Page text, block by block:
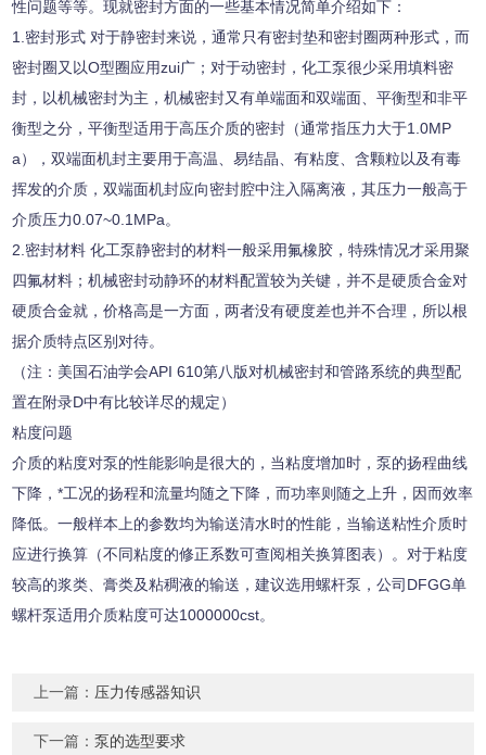
性问题等等。现就密封方面的一些基本情况简单介绍如下：
1. 密封形式 对于静密封来说，通常只有密封垫和密封圈两种形式，而
密封圈又以O型圈应用zui广；对于动密封，化工泵很少采用填料密
封，以机械密封为主，机械密封又有单端面和双端面、平衡型和非平
衡型之分，平衡型适用于高压介质的密封（通常指压力大于1.0MP
a），双端面机封主要用于高温、易结晶、有粘度、含颗粒以及有毒
挥发的介质，双端面机封应向密封腔中注入隔离液，其压力一般高于
介质压力0.07~0.1MPa。
2. 密封材料 化工泵静密封的材料一般采用氟橡胶，特殊情况才采用聚
四氟材料；机械密封动静环的材料配置较为关键，并不是硬质合金对
硬质合金就，价格高是一方面，两者没有硬度差也并不合理，所以根
据介质特点区别对待。
（注：美国石油学会API 610第八版对机械密封和管路系统的典型配
置在附录D中有比较详尽的规定）
粘度问题
介质的粘度对泵的性能影响是很大的，当粘度增加时，泵的扬程曲线
下降，*工况的扬程和流量均随之下降，而功率则随之上升，因而效率
降低。一般样本上的参数均为输送清水时的性能，当输送粘性介质时
应进行换算（不同粘度的修正系数可查阅相关换算图表）。对于粘度
较高的浆类、膏类及粘稠液的输送，建议选用螺杆泵，公司 DFGG单
螺杆泵适用介质粘度可达1000000cst。
上一篇： 压力传感器知识
下一篇：泵的选型要求